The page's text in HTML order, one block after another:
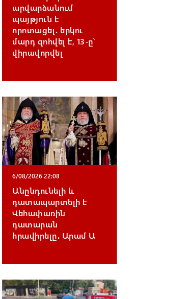
արվարձանում
պայթյուն է
որոտացել․ երկու
մարդ զոհվել է, 13-ը՝
վիրավորվել
6/08/2026 22:08
Անընդունելի և
դատապարտելի է
Վեհափառին
դատարան
հրավիրելը․ Արամ Ա